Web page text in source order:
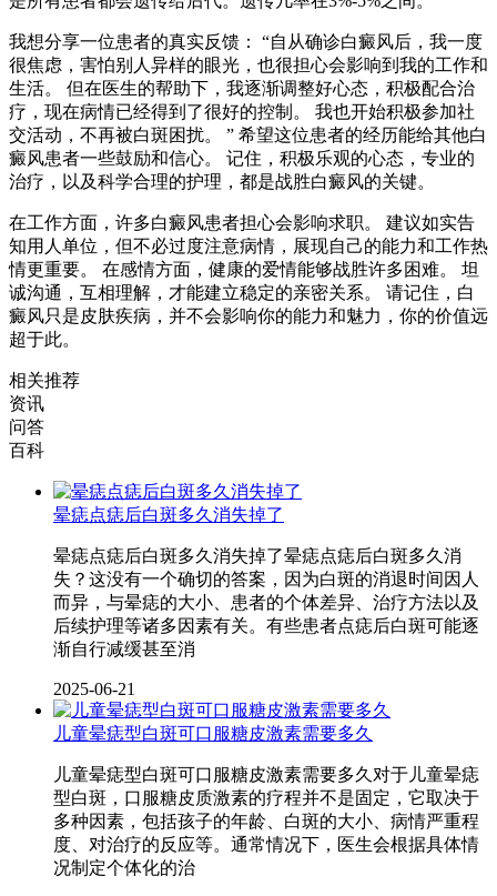
我想分享一位患者的真实反馈： “自从确诊白癜风后，我一度
很焦虑，害怕别人异样的眼光，也很担心会影响到我的工作和
生活。 但在医生的帮助下，我逐渐调整好心态，积极配合治
疗，现在病情已经得到了很好的控制。 我也开始积极参加社
交活动，不再被白斑困扰。 ” 希望这位患者的经历能给其他白
癜风患者一些鼓励和信心。 记住，积极乐观的心态，专业的
治疗，以及科学合理的护理，都是战胜白癜风的关键。
在工作方面，许多白癜风患者担心会影响求职。 建议如实告
知用人单位，但不必过度注意病情，展现自己的能力和工作热
情更重要。 在感情方面，健康的爱情能够战胜许多困难。 坦
诚沟通，互相理解，才能建立稳定的亲密关系。 请记住，白
癜风只是皮肤疾病，并不会影响你的能力和魅力，你的价值远
超于此。
相关推荐
资讯
问答
百科
晕痣点痣后白斑多久消失掉了
晕痣点痣后白斑多久消失掉了晕痣点痣后白斑多久消
失？这没有一个确切的答案，因为白斑的消退时间因人
而异，与晕痣的大小、患者的个体差异、治疗方法以及
后续护理等诸多因素有关。有些患者点痣后白斑可能逐
渐自行减缓甚至消
2025-06-21
儿童晕痣型白斑可口服糖皮激素需要多久
儿童晕痣型白斑可口服糖皮激素需要多久对于儿童晕痣
型白斑，口服糖皮质激素的疗程并不是固定，它取决于
多种因素，包括孩子的年龄、白斑的大小、病情严重程
度、对治疗的反应等。通常情况下，医生会根据具体情
况制定个体化的治